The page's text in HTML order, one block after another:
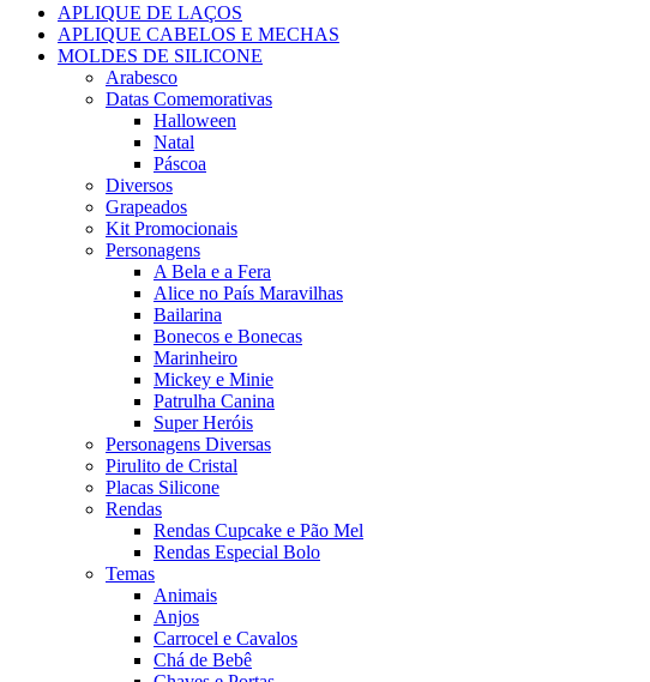
APLIQUE DE LAÇOS
APLIQUE CABELOS E MECHAS
MOLDES DE SILICONE
Arabesco
Datas Comemorativas
Halloween
Natal
Páscoa
Diversos
Grapeados
Kit Promocionais
Personagens
A Bela e a Fera
Alice no País Maravilhas
Bailarina
Bonecos e Bonecas
Marinheiro
Mickey e Minie
Patrulha Canina
Super Heróis
Personagens Diversas
Pirulito de Cristal
Placas Silicone
Rendas
Rendas Cupcake e Pão Mel
Rendas Especial Bolo
Temas
Animais
Anjos
Carrocel e Cavalos
Chá de Bebê